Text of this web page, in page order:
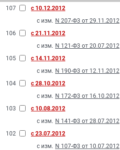
107
с 10.12.2012
с изм. N 207-Ф3 от 29.11.2012
106
с 21.11.2012
с изм. N 121-Ф3 от 20.07.2012
105
с 14.11.2012
с изм. N 190-Ф3 от 12.11.2012
104
с 28.10.2012
с изм. N 172-Ф3 от 16.10.2012
103
с 10.08.2012
с изм. N 141-Ф3 от 28.07.2012
102
с 23.07.2012
с изм. N 107-Ф3 от 10.07.2012